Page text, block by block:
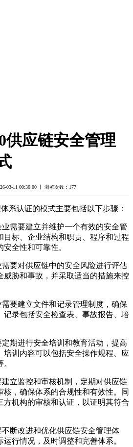
供应链安全管理
03-11 00:30:00 丨 浏览次数： 177
系认证的模式主要包括以下步骤：
需要建立并维护一个有效的安全管
目标、企业结构和职责、程序和过程
全性和可靠性。
要对供应链中的安全风险进行评估
威胁和事故，并采取适当的措施来控
要建立文件和记录管理制度，确保
记录包括安全检查表、事故报告、培
期进行安全培训和教育活动，提高
培训内容可以包括安全操作规程、应
立监控和审核机制，定期对供应链
核，确保体系的合规性和有效性。同
方机构的审核和认证，以证明其符合
断改进和优化供应链安全管理体
行情况，及时调整和完善体系。